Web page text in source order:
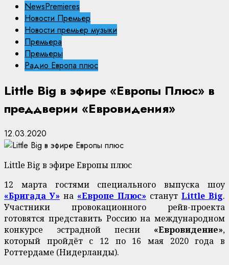
NewsPremieres
Новости Премьер
Новости премьер музыки
Премьера
Премьеры
Радио Европа плюс
Little Big в эфире «Европы Плюс» в
преддверии «Евровидения»
12.03.2020
Little Big в эфире Европы плюс
12 марта гостями специального выпуска шоу
«Бригада У» на «Европе Плюс» станут Little Big.
Участники провокационного рейв-проекта
готовятся представить Россию на международном
конкурсе эстрадной песни «Евровидение»,
который пройдёт с 12 по 16 мая 2020 года в
Роттердаме (Нидерланды).